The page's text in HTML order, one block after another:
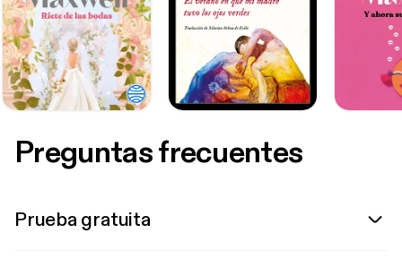
Preguntas frecuentes
Prueba gratuita